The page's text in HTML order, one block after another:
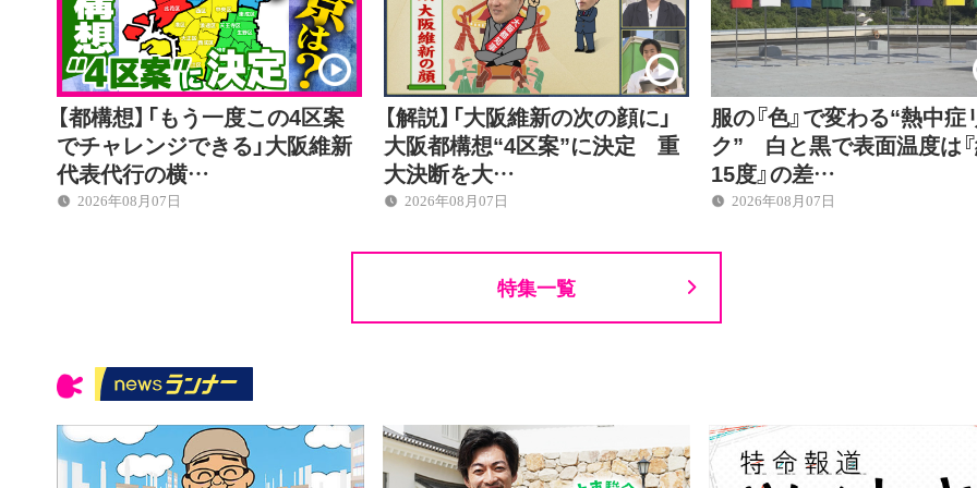
【都構想】「もう一度この4区案
でチャレンジできる」大阪維新
代表代行の横…
2026年08月07日
【解説】「大阪維新の次の顔に」
大阪都構想“4区案”に決定 重
大決断を大…
2026年08月07日
服の『色』で変わる“熱中症
ク” 白と黒で表面温度は
15度』の差…
2026年08月07日
特集一覧